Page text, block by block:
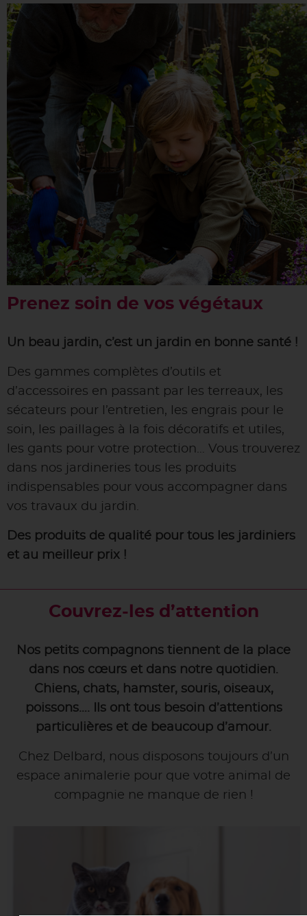
Prenez soin de vos végétaux
Un beau jardin, c’est un jardin en bonne santé !
Des gammes complètes d’outils et
d’accessoires en passant par les terreaux, les
sécateurs pour l’entretien, les engrais pour le
soin, les paillages à la fois décoratifs et utiles,
les gants pour votre protection… Vous trouverez
dans nos jardineries tous les produits
indispensables pour vous accompagner dans
vos travaux du jardin.
Des produits de qualité pour tous les jardiniers
et au meilleur prix !
Couvrez-les d’attention
Nos petits compagnons tiennent de la place
dans nos cœurs et dans notre quotidien.
Chiens, chats, hamster, souris, oiseaux,
poissons…. Ils ont tous besoin d’attentions
particulières et de beaucoup d’amour.
Chez Delbard, nous disposons toujours d’un
espace animalerie pour que votre animal de
compagnie ne manque de rien !